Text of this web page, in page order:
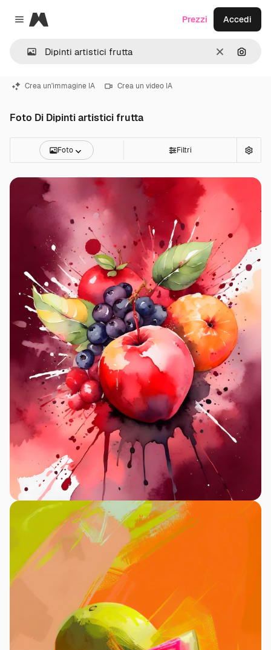
Close menu
Magnific
CancellaCerca
Prezzi Accedi
Crea un'immagine IA Crea un video IA
Foto Di Dipinti artistici frutta
Foto Filtri